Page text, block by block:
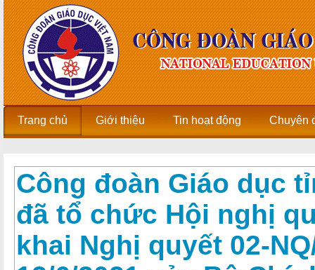
Trang chủ Giới thiệu Tin hoạt động Chuyên
Công đoàn Giáo dục
đã tổ chức Hội nghị
khai Nghị quyết 02-